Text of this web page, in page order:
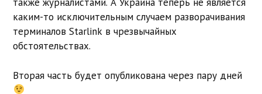
каким-то исключительным случаем разворачивания
терминалов Starlink в чрезвычайных
обстоятельствах.
Вторая часть будет опубликована через пару дней